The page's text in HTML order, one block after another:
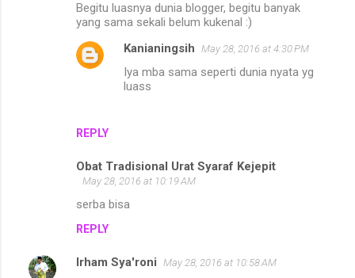
Begitu luasnya dunia blogger, begitu banyak
yang sama sekali belum kukenal :)
REPLY
Kanianingsih May 28, 2016 at 4:30 PM
Iya mba sama seperti dunia nyata yg
luass
Obat Tradisional Urat Syaraf Kejepit
May 28, 2016 at 10:19 AM
serba bisa
REPLY
Irham Sya'roni May 28, 2016 at 10:58 AM